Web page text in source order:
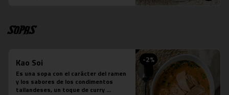
Sopas
-2%
Kao Soi
Es una sopa con el carácter del ramen
y los sabores de los condimentos
tailandeses, un toque de curry